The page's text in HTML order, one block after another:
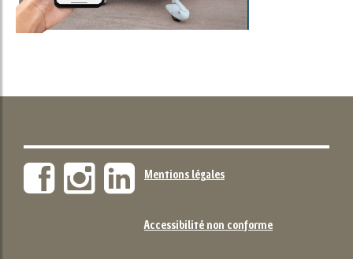
Mentions légales
Accessibilité non conforme